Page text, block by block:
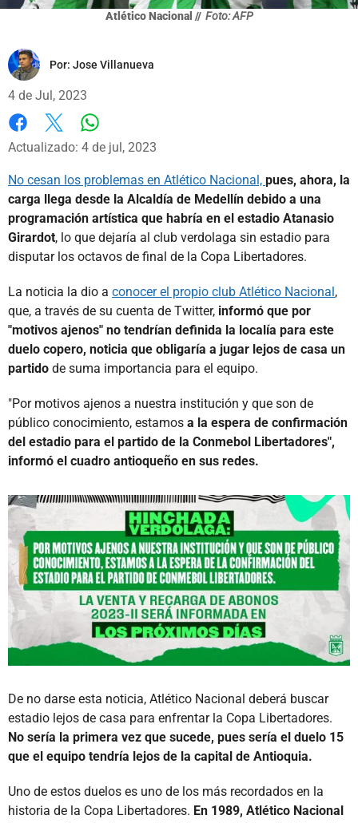
Atlético Nacional // Foto: AFP
Por: Jose Villanueva
4 de Jul, 2023
Facebook
X
Actualizado: 4 de jul, 2023
No cesan los problemas en Atlético Nacional, pues, ahora, la
carga llega desde la Alcaldía de Medellín debido a una
programación artística que habría en el estadio Atanasio
Girardot, lo que dejaría al club verdolaga sin estadio para
disputar los octavos de final de la Copa Libertadores.
La noticia la dio a conocer el propio club Atlético Nacional,
que, a través de su cuenta de Twitter, informó que por
"motivos ajenos" no tendrían definida la localía para este
duelo copero, noticia que obligaría a jugar lejos de casa un
partido de suma importancia para el equipo.
"Por motivos ajenos a nuestra institución y que son de
público conocimiento, estamos a la espera de confirmación
del estadio para el partido de la Conmebol Libertadores",
informó el cuadro antioqueño en sus redes.
De no darse esta noticia, Atlético Nacional deberá buscar
estadio lejos de casa para enfrentar la Copa Libertadores.
No sería la primera vez que sucede, pues sería el duelo 15
que el equipo tendría lejos de la capital de Antioquia.
Uno de estos duelos es uno de los más recordados en la
historia de la Copa Libertadores. En 1989, Atlético Nacional